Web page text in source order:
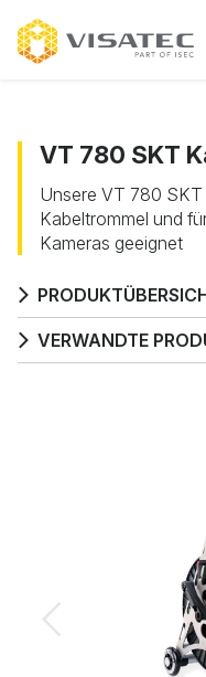
VT 780 SKT
Unsere VT 780
Kabeltrommel und
Kameras geeignet
VERWANDTE
Previous